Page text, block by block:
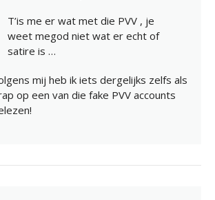
T’is me er wat met die PVV , je
weet megod niet wat er echt of
satire is …
mij heb ik iets dergelijks zelfs als
op een van die fake PVV accounts